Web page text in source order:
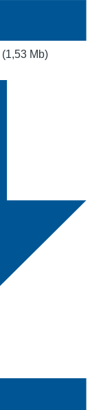
(1,53 Mb)